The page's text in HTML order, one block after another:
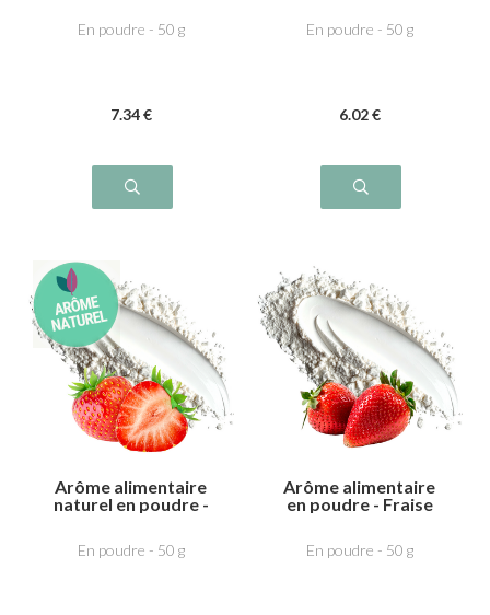
En poudre - 50 g
7.34 €
En poudre - 50 g
6.02 €
Arôme alimentaire
naturel en poudre -
En poudre - 50 g
Arôme alimentaire
en poudre - Fraise
En poudre - 50 g